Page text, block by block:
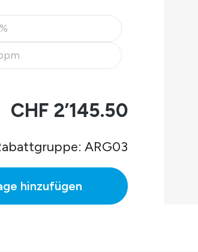
ist zurzeit nicht verfügbar.)
ist zurzeit nicht verfügbar.)
CHF 2’145.50
ARG03
hinzufügen